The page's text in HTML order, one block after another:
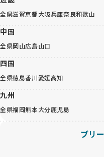
全県滋賀京都大阪兵庫奈良和歌山
中国
全県岡山広島山口
四国
全県徳島香川愛媛高知
九州
全県福岡熊本大分鹿児島
ブリ